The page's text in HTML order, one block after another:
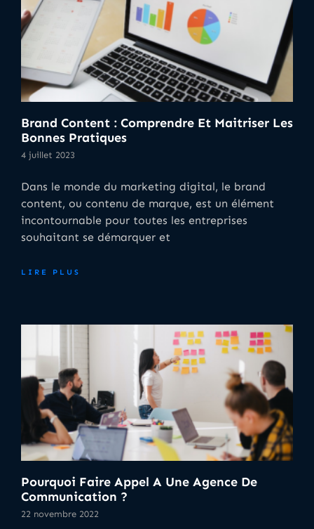
Brand Content : Comprendre Et Maitriser Les
Bonnes Pratiques
4 juillet 2023
Dans le monde du marketing digital, le brand
content, ou contenu de marque, est un élément
incontournable pour toutes les entreprises
souhaitant se démarquer et
LIRE PLUS
Pourquoi Faire Appel A Une Agence De
Communication ?
22 novembre 2022